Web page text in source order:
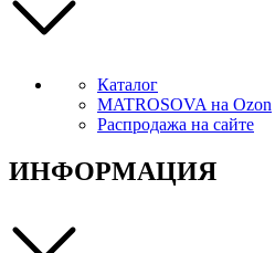
Каталог
MATROSOVA на Ozon
Распродажа на сайте
ИНФОРМАЦИЯ